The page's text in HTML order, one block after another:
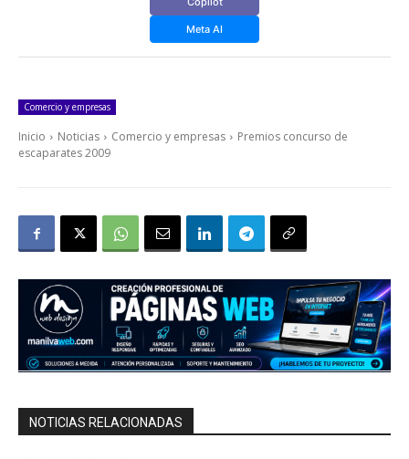
Meta AI
Comercio y empresas
Inicio Noticias Comercio y empresas
Premios concurso de
escaparates 2009
NOTICIAS RELACIONADAS